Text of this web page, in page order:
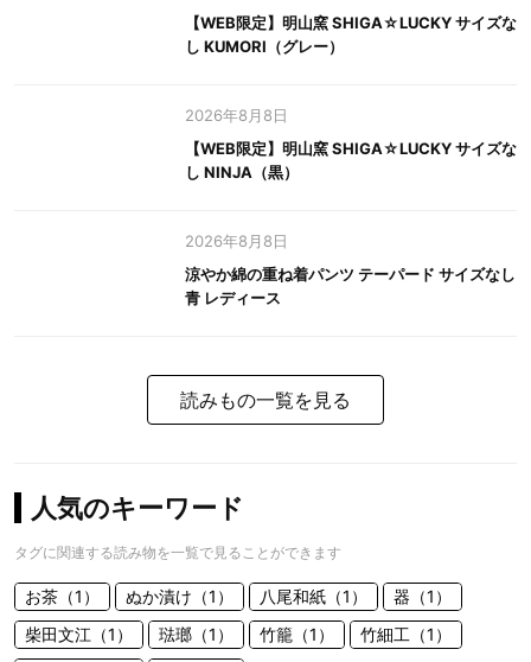
【WEB限定】明山窯 SHIGA☆LUCKY サイズな
し KUMORI（グレー）
2026年8月8日
【WEB限定】明山窯 SHIGA☆LUCKY サイズな
し NINJA（黒）
2026年8月8日
涼やか綿の重ね着パンツ テーパード サイズなし
青 レディース
読みもの一覧を見る
人気のキーワード
タグに関連する読み物を一覧で見ることができます
お茶（1） ぬか漬け（1） 八尾和紙（1）
器（1）
柴田文江（1）
琺瑯（1） 竹籠（1） 竹細工（1）